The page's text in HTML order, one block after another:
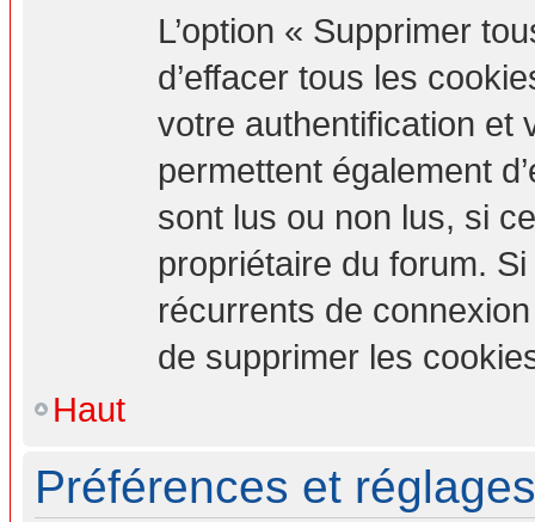
L’option « Supprimer
d’effacer tous les
votre authentification et
permettent également
sont lus ou non lus, si
propriétaire du forum.
récurrents de
de supprimer les
Haut
Préférences et